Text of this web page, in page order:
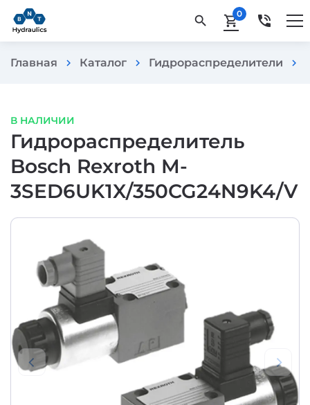
search shopping_cart0 phone_in_talk
Главная chevron_right Каталог chevron_right Гидрораспределители chevron_right
В НАЛИЧИИ
Гидрораспределитель
Bosch Rexroth M-
3SED6UK1X/350CG24N9K4/V